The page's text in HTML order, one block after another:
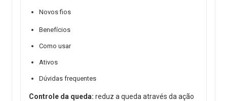
Novos fios
Benefícios
Como usar
Ativos
Dúvidas frequentes
Controle da queda: reduz a queda através da ação